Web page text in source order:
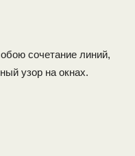
сочетание линий,
узор на окнах.